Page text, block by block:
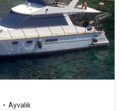
Ayvalık